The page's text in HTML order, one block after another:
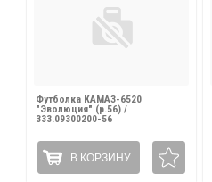
Футболка КАМАЗ-6520
"Эволюция" (р.56) /
333.09300200-56
В КОРЗИНУ